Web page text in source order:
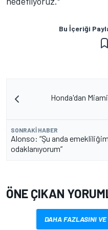
Bu İçeriği
Honda'dan
SONRAKI HABER
Alonso: “Şu anda
odaklanıyorum”
ÖNE ÇIKAN
DAHA FAZLASINI VE